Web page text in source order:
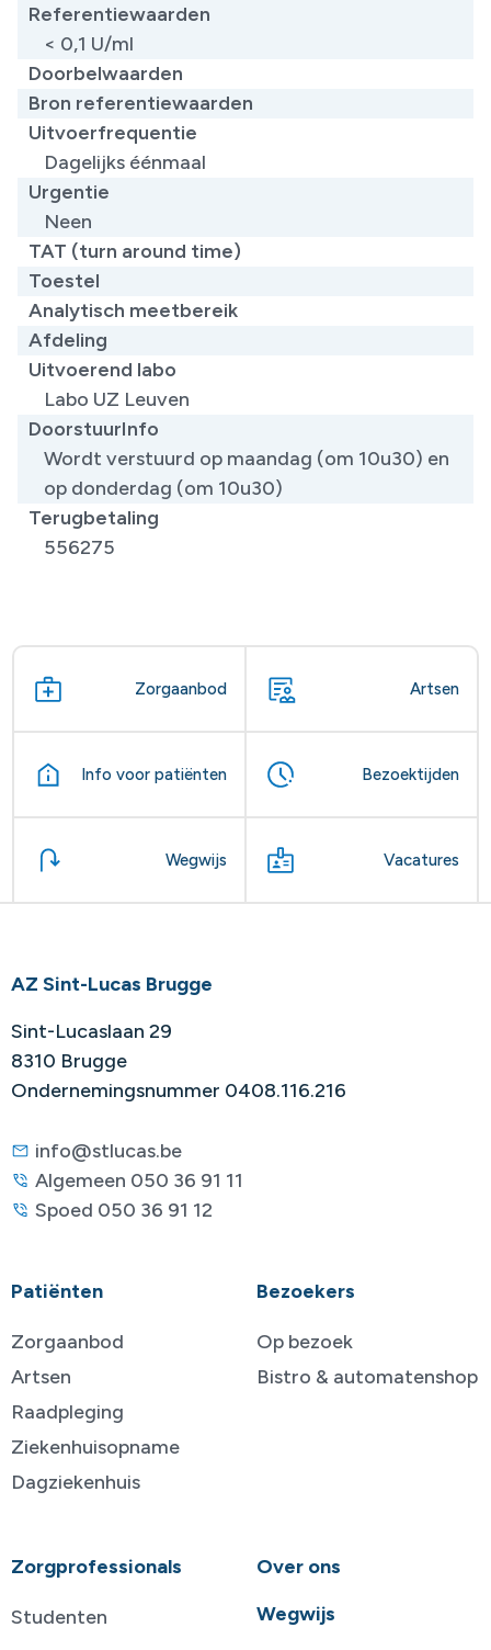
Referentiewaarden
< 0,1 U/ml
Doorbelwaarden
Bron referentiewaarden
Uitvoerfrequentie
Dagelijks éénmaal
Urgentie
Neen
TAT (turn around time)
Toestel
Analytisch meetbereik
Afdeling
Uitvoerend labo
Labo UZ Leuven
DoorstuurInfo
Wordt verstuurd op maandag (om 10u30) en
op donderdag (om 10u30)
Terugbetaling
556275
Zorgaanbod Artsen
Info voor patiënten Bezoektijden
Wegwijs Vacatures
AZ Sint-Lucas Brugge
Sint-Lucaslaan 29
8310 Brugge
Ondernemingsnummer 0408.116.216
info@stlucas.be
Algemeen 050 36 91 11
Spoed 050 36 91 12
Patiënten
Zorgaanbod
Artsen
Raadpleging
Ziekenhuisopname
Dagziekenhuis
Bezoekers
Op bezoek
Bistro & automatenshop
Zorgprofessionals
Studenten
Over ons
Wegwijs